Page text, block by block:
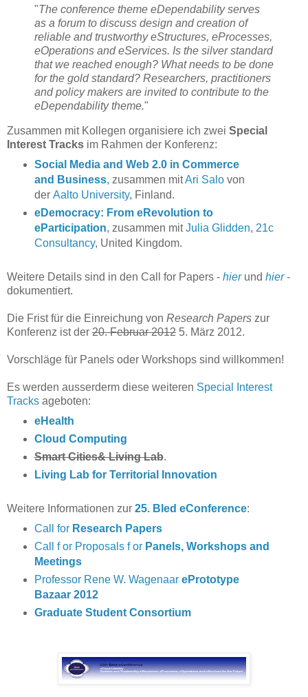
"The conference theme eDependability serves
as a forum to discuss design and creation of
reliable and trustworthy eStructures, eProcesses,
eOperations and eServices. Is the silver standard
that we reached enough? What needs to be done
for the gold standard? Researchers, practitioners
and policy makers are invited to contribute to the
eDependability theme."
Zusammen mit Kollegen organisiere ich zwei Special
Interest Tracks im Rahmen der Konferenz:
Social Media and Web 2.0 in Commerce
and Business, zusammen mitAri Salovon
der Aalto University, Finland.
eDemocracy: From eRevolution to
eParticipation, zusammen mitJulia Glidden, 21c
Consultancy, United Kingdom.
Weitere Details sind in den Call for Papers - hierund hier-
dokumentiert.
Die Frist für die Einreichung von Research Papers zur
Konferenz ist der 20. Februar 2012 5. März 2012.
Vorschläge für Panels oder Workshops sind willkommen!
Es werden ausserderm diese weiteren Special Interest
Tracks ageboten:
eHealth
Cloud Computing
Smart Cities& Living Lab.
Living Lab for Territorial Innovation
Weitere Informationen zur 25. Bled eConference:
Call for Research Papers
Call f or Proposals f or Panels, Workshops and
Meetings
Professor Rene W. Wagenaar ePrototype
Bazaar 2012
Graduate Student Consortium